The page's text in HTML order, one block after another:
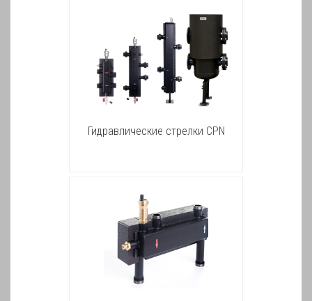
Гидравлические стрелки CPN